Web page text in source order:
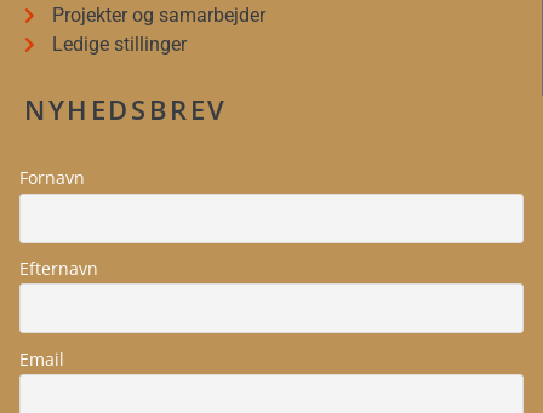
Projekter og samarbejder
Ledige stillinger
NYHEDSBREV
Fornavn
Efternavn
Email